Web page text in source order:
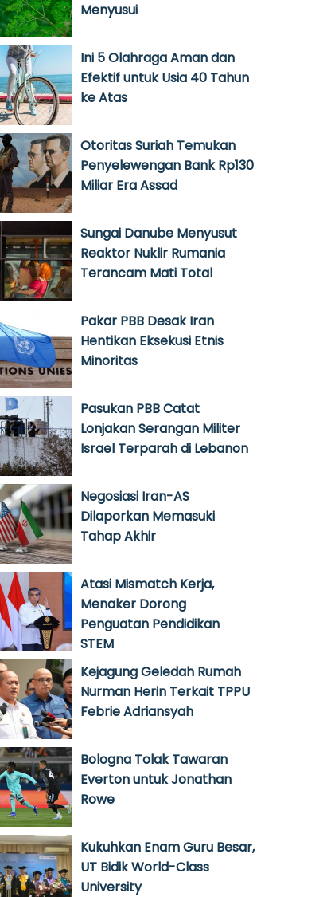
Menyusui
Ini 5 Olahraga Aman dan
Efektif untuk Usia 40 Tahun
ke Atas
Otoritas Suriah Temukan
Penyelewengan Bank Rp130
Miliar Era Assad
Sungai Danube Menyusut
Reaktor Nuklir Rumania
Terancam Mati Total
Pakar PBB Desak Iran
Hentikan Eksekusi Etnis
Minoritas
Pasukan PBB Catat
Lonjakan Serangan Militer
Israel Terparah di Lebanon
Negosiasi Iran-AS
Dilaporkan Memasuki
Tahap Akhir
Atasi Mismatch Kerja,
Menaker Dorong
Penguatan Pendidikan
STEM
Kejagung Geledah Rumah
Nurman Herin Terkait TPPU
Febrie Adriansyah
Bologna Tolak Tawaran
Everton untuk Jonathan
Rowe
Kukuhkan Enam Guru Besar,
UT Bidik World-Class
University